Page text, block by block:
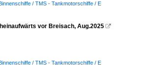
/ TMS - Tankmotorschiffe / E
vor Breisach, Aug.2025 
/ TMS - Tankmotorschiffe / E